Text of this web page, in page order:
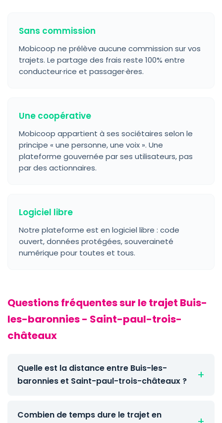
Sans commission
Mobicoop ne prélève aucune commission sur vos
trajets. Le partage des frais reste 100% entre
conducteur·rice et passager·ères.
Une coopérative
Mobicoop appartient à ses sociétaires selon le
principe « une personne, une voix ». Une
plateforme gouvernée par ses utilisateurs, pas
par des actionnaires.
Logiciel libre
Notre plateforme est en logiciel libre : code
ouvert, données protégées, souveraineté
numérique pour toutes et tous.
Questions fréquentes sur le trajet Buis-
les-baronnies - Saint-paul-trois-
châteaux
Quelle est la distance entre Buis-les-
baronnies et Saint-paul-trois-châteaux ?
Combien de temps dure le trajet en